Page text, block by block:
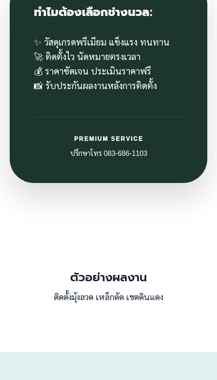
ทำไมต้องเลือกช่างนวล:
✨ วัสดุเกรดพรีเมียม แข็งแรง ทนทาน
🚀 ติดตั้งไว นัดหมายตรงเวลา
💰 ราคาชัดเจน ประเมินราคาฟรี
📸 รับประกันผลงานหลังการติดตั้ง
PREMIUM SERVICE
ปรึกษาโทร 083-686-1103
ตัวอย่างผลงาน
ติดตั้งมุ้งลวด เหล็กดัด เขตดินแดง